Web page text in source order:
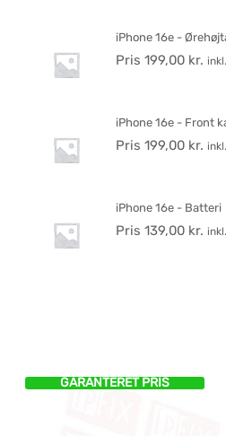
GARANTERET PRIS
iPhone 16e -
Pris 199,00 kr.
iPhone 16e - Front
Pris 199,00 kr.
iPhone 16e - Batteri
Pris 139,00 kr.